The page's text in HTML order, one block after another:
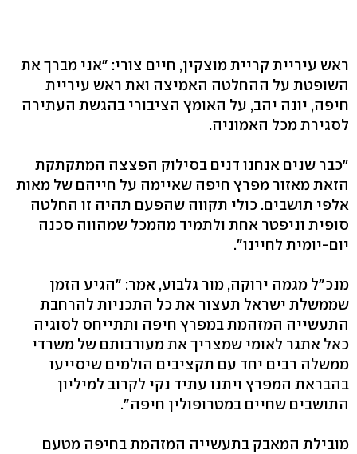
ראש עיריית קריית מוצקין, חיים צורי: "אני מברך את
השופטת על ההחלטה האמיצה ואת ראש עיריית
חיפה, יונה יהב, על האומץ הציבורי בהגשת העתירה
לסגירת מכל האמוניה.
"כבר שנים אנחנו דנים בסילוק הפצצה המתקתקת
הזאת מאזור מפרץ חיפה שאיימה על חייהם של מאות
אלפי תושבים. כולי תקווה שהפעם תהיה זו החלטה
סופית וניפטר אחת ולתמיד מהמכל שמהווה סכנה
יום-יומית לחיינו".
מנכ"ל מגמה ירוקה, מור גלבוע, אמר: "הגיע הזמן
שממשלת ישראל תעצור את כל התכניות להרחבת
התעשייה המזהמת במפרץ חיפה ותתייחס לסוגיה
כאל אתגר לאומי שמצריך את מעורבותם של משרדי
ממשלה רבים יחד עם תקציבים הולמים שיסייעו
בהבראת המפרץ ויתנו עתיד נקי לקרוב למיליון
התושבים שחיים במטרופולין חיפה".
מובילת המאבק בתעשייה המזהמת בחיפה מטעם